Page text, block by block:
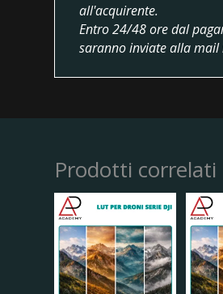
all'acquirente.
Entro 24/48 ore dal
saranno inviate alla mail
Prodotti correlati